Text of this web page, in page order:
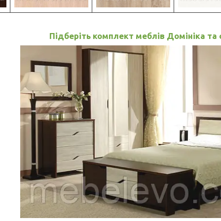
Підберіть комплект меблів Домініка